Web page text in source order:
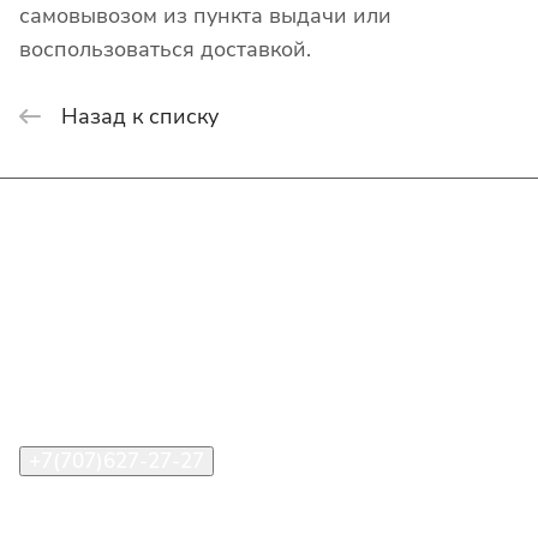
самовывозом из пункта выдачи или
воспользоваться доставкой.
Назад к списку